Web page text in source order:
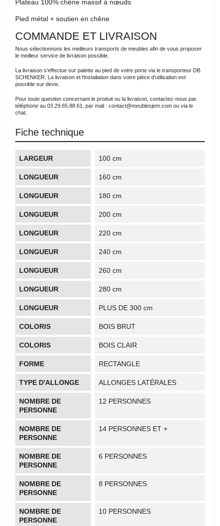
Plateau 100% chêne massif à nœuds
Pied métal + soutien en chêne
COMMANDE ET LIVRAISON
Nous sélectionnons les meilleurs transports de meubles afin de vous proposer
le meilleur service de livraison possible.
La livraison s'effectue sur palette au pied de votre porte via le transporteur DB
SCHENKER. La livraison et l'installation dans votre pièce d'utilisation est
possible sur devis.
Pour toute question concernant le produit ou la livraison, contactez-nous par
téléphone au 03.29.65.88.61, par mail : contact@meublesjem.com ou via le
chat.
Fiche technique
LARGEUR 100 cm
LONGUEUR 160 cm
LONGUEUR 180 cm
LONGUEUR 200 cm
LONGUEUR 220 cm
LONGUEUR 240 cm
LONGUEUR 260 cm
LONGUEUR 280 cm
LONGUEUR PLUS DE 300 cm
COLORIS BOIS BRUT
COLORIS BOIS CLAIR
FORME RECTANGLE
TYPE D'ALLONGE ALLONGES LATÉRALES
NOMBRE DE
PERSONNE
12 PERSONNES
NOMBRE DE
PERSONNE
14 PERSONNES ET +
NOMBRE DE
PERSONNE
6 PERSONNES
NOMBRE DE
PERSONNE
8 PERSONNES
NOMBRE DE
PERSONNE
10 PERSONNES